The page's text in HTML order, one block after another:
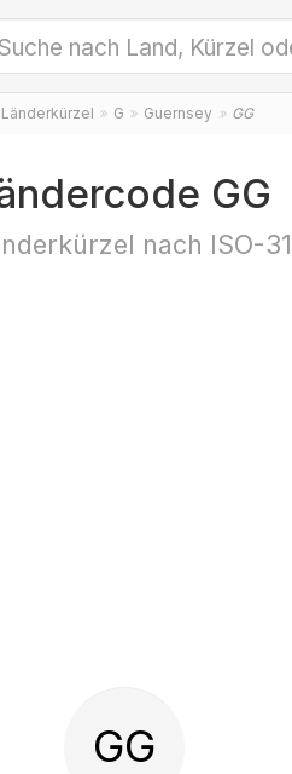
G Guernsey GG
GG
nach ISO-
GG